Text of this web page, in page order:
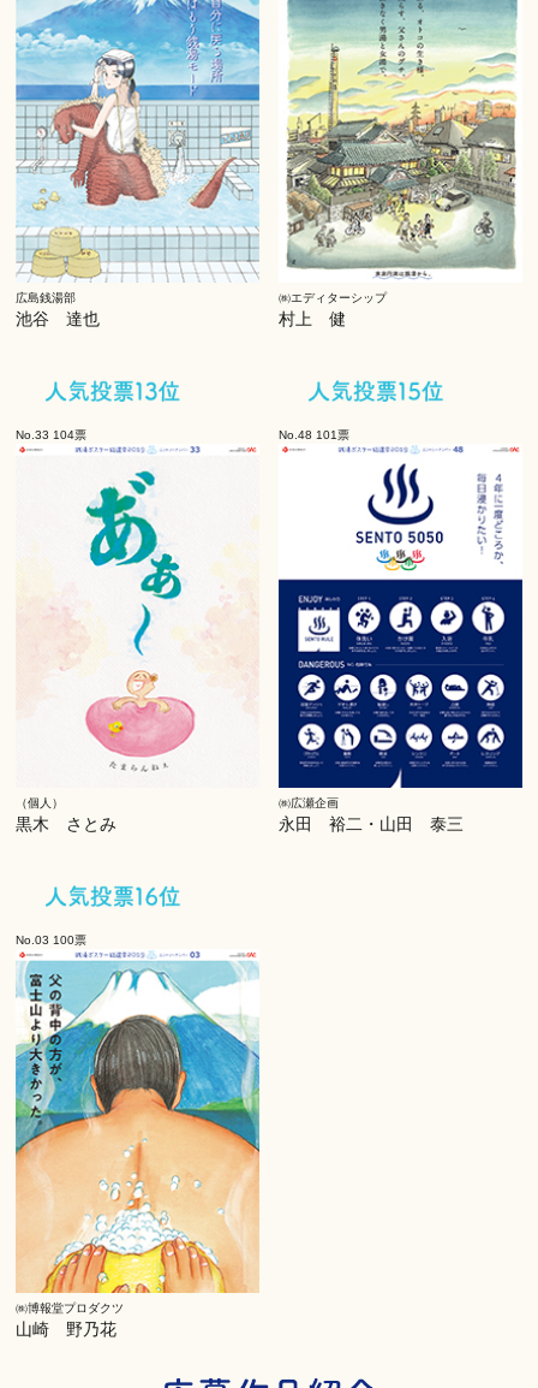
広島銭湯部
池谷 達也
㈱エディターシップ
村上 健
No.33 104票
（個人）
黒木 さとみ
No.48 101票
㈱広瀬企画
永田 裕二・山田 泰三
No.03 100票
㈱博報堂プロダクツ
山崎 野乃花